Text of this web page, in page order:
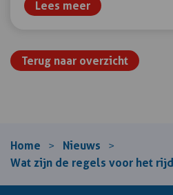
Lees meer
Terug naar overzicht
Home > Nieuws >
Wat zijn de regels voor het